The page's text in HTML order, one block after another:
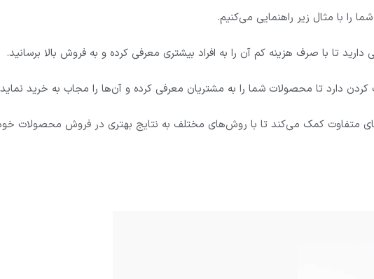
را با مثال زیر راهنمایی می‌کنیم.
تا با صرف هزینه کم آن را به افراد بیشتری معرفی کرده و به فروش بالا برسانید.
کردن دارد تا محصولات شما را به مشتریان معرفی کرده و آن‌ها را مجاب به خرید
متفاوت کمک می‌کند تا با روش‌های مختلف به نتایج بهتری در فروش محصولات